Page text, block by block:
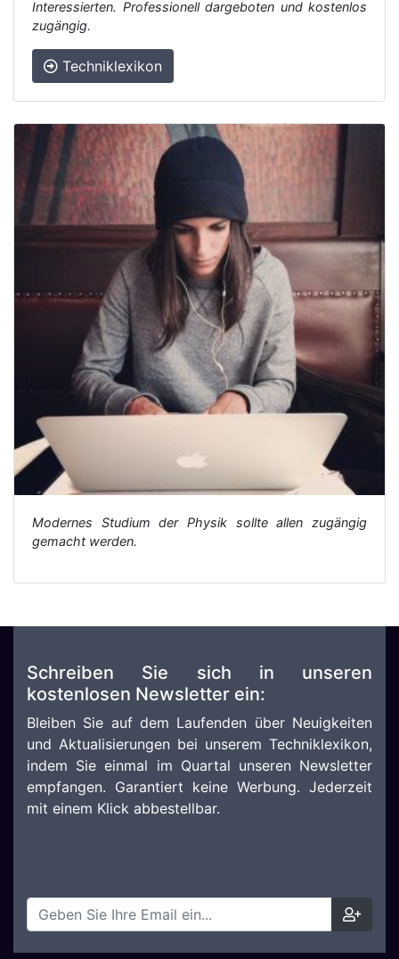
Interessierten. Professionell dargeboten und kostenlos
zugängig.
Techniklexikon
Modernes Studium der Physik sollte allen zugängig
gemacht werden.
Schreiben Sie sich in unseren
kostenlosen Newsletter ein:
Bleiben Sie auf dem Laufenden über Neuigkeiten
und Aktualisierungen bei unserem Techniklexikon,
indem Sie einmal im Quartal unseren Newsletter
empfangen. Garantiert keine Werbung. Jederzeit
mit einem Klick abbestellbar.